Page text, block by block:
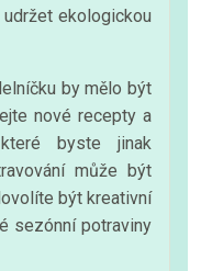
ekologickou
by mělo být
nové recepty a
byste jinak
může být
být kreativní
sezónní potraviny